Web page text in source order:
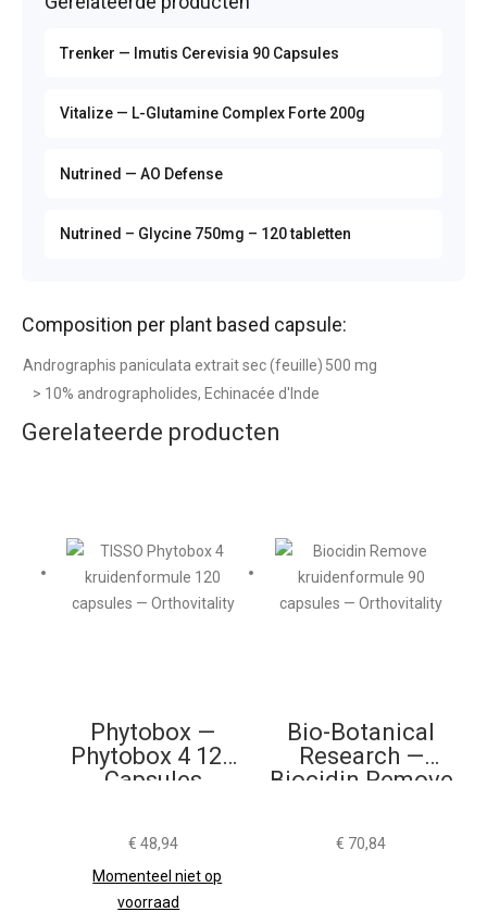
Trenker — Imutis Cerevisia 90 Capsules
Vitalize — L-Glutamine Complex Forte 200g
Nutrined — AO Defense
Nutrined – Glycine 750mg – 120 tabletten
Composition per plant based capsule:
Andrographis paniculata extrait sec (feuille) 500 mg
> 10% andrographolides, Echinacée d'Inde
Gerelateerde producten
Phytobox —
Phytobox 4 120
Capsules
€ 48,94
Momenteel niet op
voorraad
Bio-Botanical
Research —
Biocidin Remove
€ 70,84